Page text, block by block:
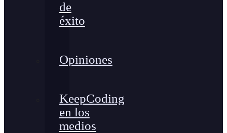
de
éxito
Opiniones
KeepCoding
en los
medios